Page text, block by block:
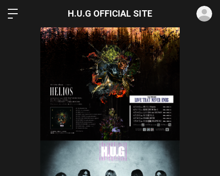
H.U.G OFFICIAL SITE